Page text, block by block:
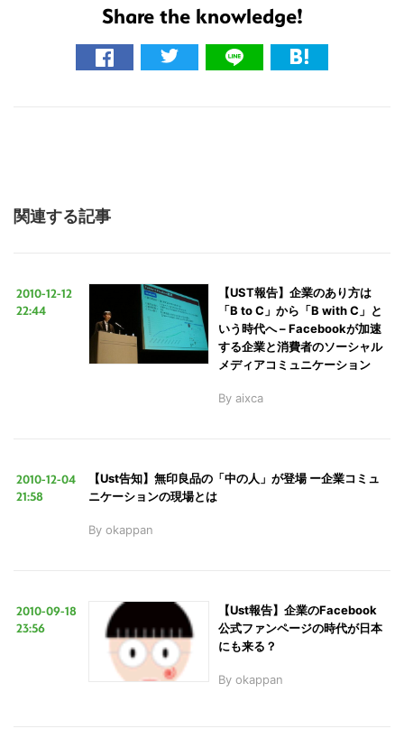
Share the knowledge!
関連する記事
2010-12-12
22:44
【UST報告】企業のあり方は
「B to C」から「B with C」と
いう時代へ – Facebookが加速
する企業と消費者のソーシャル
メディアコミュニケーション
By aixca
2010-12-04
21:58
【Ust告知】無印良品の「中の人」が登場 ー企業コミュ
ニケーションの現場とは
By okappan
2010-09-18
23:56
【Ust報告】企業のFacebook
公式ファンページの時代が日本
にも来る？
By okappan